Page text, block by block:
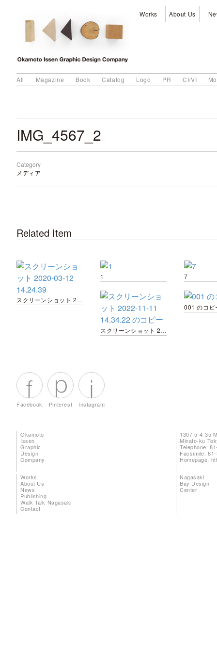
Works About Us
All Magazine Book Catalog Logo PR CI/VI
IMG_4567_2
Category
メディア
Related Item
スクリーンショット 2020-03-12 14.24.39
1 7
スクリーンショット 2022-11-11 14.34.22 のコピー
001 のコピ
Facebook Pinterest Instagram
Okamoto
Issen
Graphic
Design
Company
1307 5-4-35
Minato-ku
Telephone:
Facsimile:
Homepage:
Works
About Us
News
Publishing
Walk Talk Nagasaki
Contact
Nagasaki
Bay Design
Center